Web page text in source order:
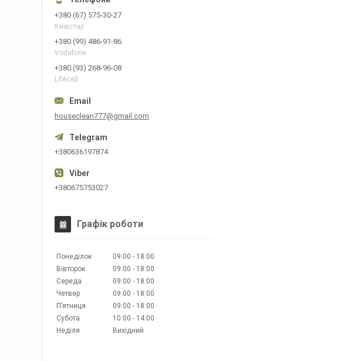
+380 (67) 575-30-27
Київстар
+380 (99) 486-91-86
Vodafone
+380 (93) 268-96-08
Lifecell
houseclean777@gmail.com
+380636197874
+380675753027
Графік роботи
Понеділок 09:00
18:00
Вівторок
09:00
18:00
Середа
09:00
18:00
Четвер
09:00
18:00
Пʼятниця
09:00
18:00
Субота
10:00
14:00
Неділя
Вихідний